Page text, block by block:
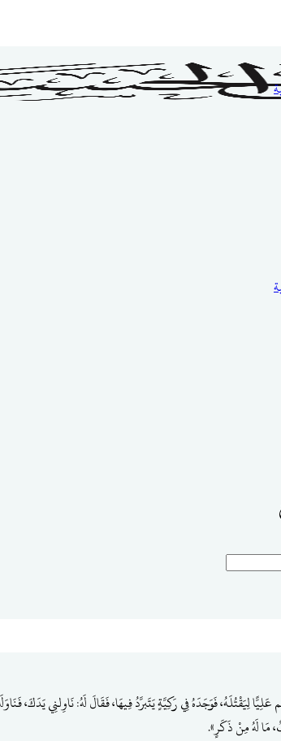
لِيَقْتُلَهُ، فَوَجَدَهُ فِي رَكِيَّةٍ يَتَبرَّدُ فِيهَا، فَقَالَ لَهُ: نَاوِلنِي يَدَكَ،
مَا لَهُ مِنْ ذَكَرٍ».